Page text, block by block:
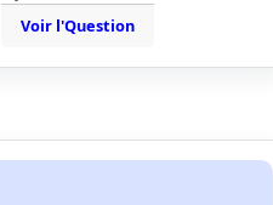
Voir l'Question